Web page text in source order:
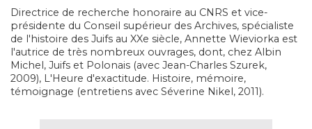
Directrice de recherche honoraire au CNRS et vice-
présidente du Conseil supérieur des Archives, spécialiste
de l'histoire des Juifs au XXe siècle, Annette Wieviorka est
l'autrice de très nombreux ouvrages, dont, chez Albin
Michel, Juifs et Polonais (avec Jean-Charles Szurek,
2009), L'Heure d'exactitude. Histoire, mémoire,
témoignage (entretiens avec Séverine Nikel, 2011).